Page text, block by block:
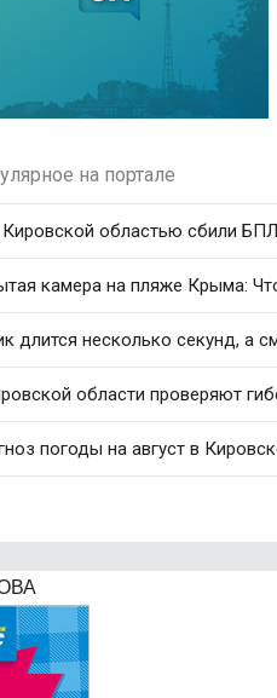
на портале
областью сбили
камера на пляже Крыма:
длится несколько секунд, а
области проверяют
погоды на август в